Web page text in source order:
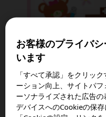
おすすめコン
お客様のプライバ
います
「すべて承認」をクリッ
ーション向上、サイトパ
ーソナライズされた広告
デバイスへのCookieの保